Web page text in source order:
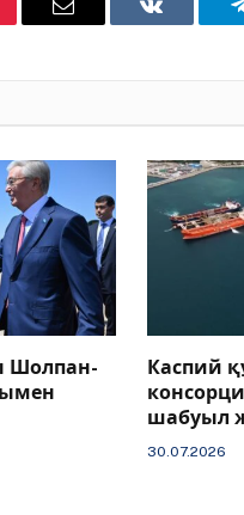
Email VKontakte
Шолпан-
Каспий
шабуыл
30.07.2026